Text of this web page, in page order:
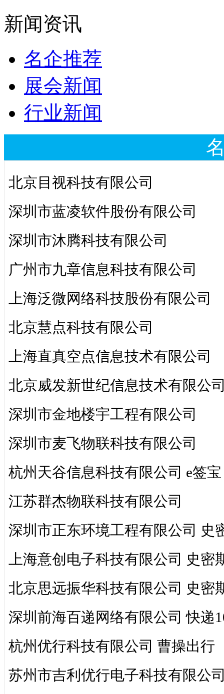
新闻资讯
名企推荐
展会新闻
行业新闻
北京目视科技有限公司
深圳市蓝凌软件股份有限公司
深圳市沐腾科技有限公司
广州市九章信息科技有限公司
上海泛微网络科技股份有限公司
北京慧点科技有限公司
上海直真空点信息技术有限公司
北京威发新世纪信息技术有限公
深圳市金地楼宇工程有限公司
深圳市麦飞物联科技有限公司
杭州天谷信息科技有限公司 e签宝
江苏群杰物联科技有限公司
深圳市正东环境工程有限公司 史
上海意创电子科技有限公司 史密
北京思远振华科技有限公司 史密
深圳前海百递网络有限公司 快递
杭州优行科技有限公司 曹操出行
苏州市吉利优行电子科技有限公